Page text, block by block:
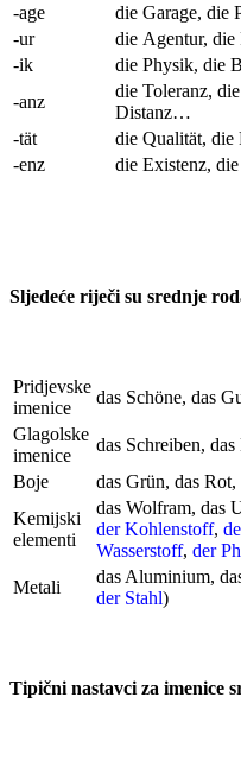
-age
die Garage, die
-ur
die Agentur,
-ik
die Physik, die
-anz
die Toleranz,
Distanz…
-tät
die Qualität,
-enz
die Existenz,
Sljedeće riječi su srednje
Pridjevske
imenice
das Schöne, das
Glagolske
imenice
das Schreiben,
Boje
das Grün, das
Kemijski
elementi
das Wolfram, das
der Kohlenstoff,
Wasserstoff, der
Metali
das Aluminium,
der Stahl)
Tipični nastavci za imenice